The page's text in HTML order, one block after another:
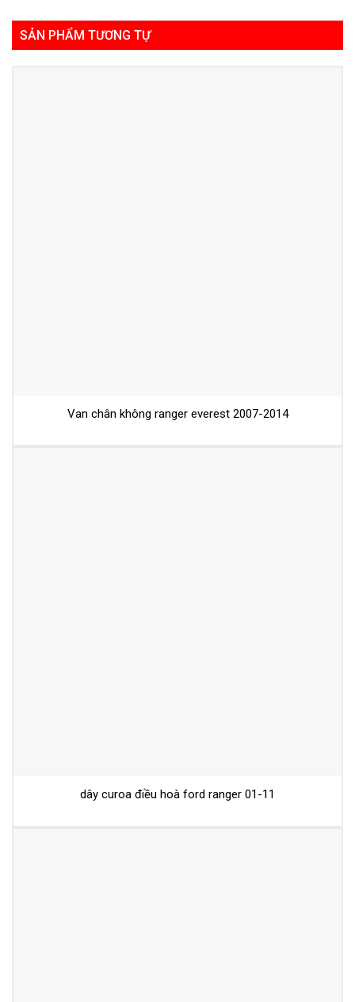
SẢN PHẨM TƯƠNG TỰ
Van chân không ranger everest 2007-2014
dây curoa điều hoà ford ranger 01-11